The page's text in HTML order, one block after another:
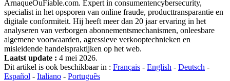
ArnaqueOuFiable.com. Expert in consumentencybersecurity,
specialist in het opsporen van online fraude, producttransparantie en
digitale conformiteit. Hij heeft meer dan 20 jaar ervaring in het
analyseren van verborgen abonnementsmechanismen, onleesbare
algemene voorwaarden, agressieve verkooptechnieken en
misleidende handelspraktijken op het web.
Laatst update : 4 mei 2026.
Dit artikel is ook beschikbaar in : Français - English - Deutsch -
Español - Italiano - Português